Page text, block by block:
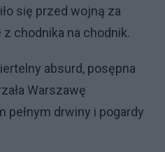
się przed wojną za
chodnika na chodnik.
absurd, posępna
Warszawę
drwiny i pogardy